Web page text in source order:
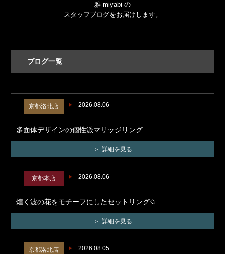
雅-miyabi-の
スタッフブログをお届けします。
ブログ一覧
2026.08.06
京都洛北店
多面体デザインの個性派マリッジリング
詳細を見る
2026.08.06
京都本店
煌く波の花をモチーフにしたセットリング✩
詳細を見る
2026.08.05
京都洛北店